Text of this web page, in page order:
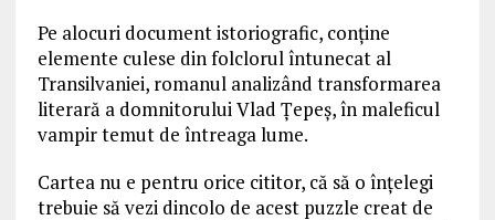
Pe alocuri document istoriografic, conţine
elemente culese din folclorul întunecat al
Transilvaniei, romanul analizând transformarea
literară a domnitorului Vlad Ţepeş, în maleficul
vampir temut de întreaga lume.
Cartea nu e pentru orice cititor, că să o înţelegi
trebuie să vezi dincolo de acest puzzle creat de